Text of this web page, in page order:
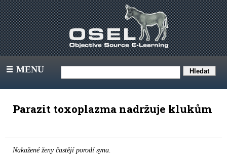
III MENU
Parazit toxoplazma nadržuje klukům
Nakažené ženy častějí porodí syna.